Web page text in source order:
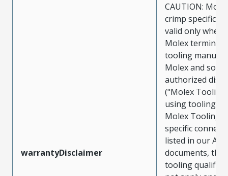
warrantyDisclaimer
CAUTION:
crimp
valid only when
Molex
tooling
Molex and sold
authorized
("Molex
using tooling
Molex Tooling
specific
listed in our ATS
documents, the
tooling